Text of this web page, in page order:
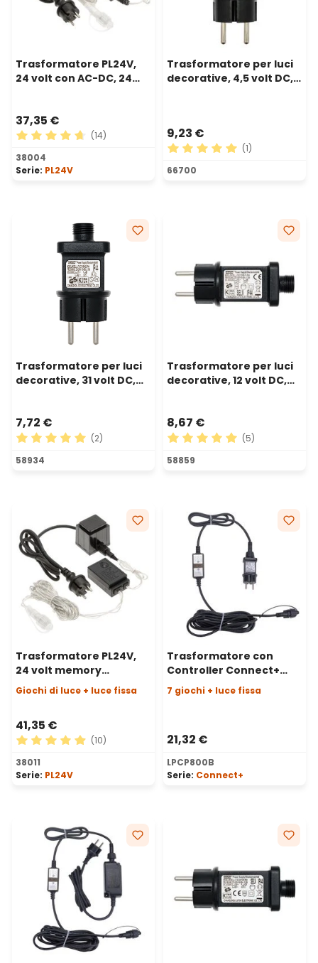
Trasformatore PL24V,
24 volt con AC-DC, 24
37,35 €
Valutazione media di 4.79 su 5 stelle
(14)
38004
Serie: PL24V
Trasformatore per luci
decorative, 4,5 volt DC,
9,23 €
Valutazione media di 5 su
(1)
66700
Trasformatore per luci
decorative, 31 volt DC,
7,72 €
Valutazione media di 5 su 5 stelle
(2)
58934
Trasformatore per luci
decorative, 12 volt DC,
8,67 €
Valutazione media di 5 su
(5)
58859
Trasformatore PL24V,
24 volt memory
controller con AC-DC, 24
watt
Giochi di luce + luce fissa
41,35 €
Valutazione media di 4.9 su 5 stelle
(10)
38011
Serie: PL24V
Trasformatore con
Controller Connect+
fino a 800 led, 12 watt,
giochi di luce e luce
7 giochi + luce fissa
21,32 €
LPCP800B
Serie: Connect+